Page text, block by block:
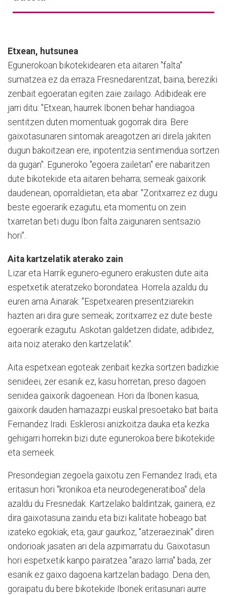
Etxean, hutsunea
Egunerokoan bikotekidearen eta aitaren "falta"
sumatzea ez da erraza Fresnedarentzat, baina, bereziki
zenbait egoeratan egiten zaie zailago. Adibideak ere
jarri ditu: "Etxean, haurrek Ibonen behar handiagoa
sentitzen duten momentuak gogorrak dira. Bere
gaixotasunaren sintomak areagotzen ari direla jakiten
dugun bakoitzean ere, inpotentzia sentimendua sortzen
da gugan". Eguneroko "egoera zailetan" ere nabaritzen
dute bikotekide eta aitaren beharra; semeak gaixorik
daudenean, oporraldietan, eta abar. "Zoritxarrez ez dugu
beste egoerarik ezagutu, eta momentu on zein
txarretan beti dugu Ibon falta zaigunaren sentsazio
hori".
Aita kartzelatik aterako zain
Lizar eta Harrik egunero-egunero erakusten dute aita
espetxetik ateratzeko borondatea. Horrela azaldu du
euren ama Ainarak: "Espetxearen presentziarekin
hazten ari dira gure semeak; zoritxarrez ez dute beste
egoerarik ezagutu. Askotan galdetzen didate, adibidez,
aita noiz aterako den kartzelatik".
Aita espetxean egoteak zenbait kezka sortzen badizkie
senideei, zer esanik ez, kasu horretan, preso dagoen
senidea gaixorik dagoenean. Hori da Ibonen kasua,
gaixorik dauden hamazazpi euskal presoetako bat baita
Fernandez Iradi. Esklerosi anizkoitza dauka eta kezka
gehigarri horrekin bizi dute egunerokoa bere bikotekide
eta semeek.
Presondegian zegoela gaixotu zen Fernandez Iradi, eta
eritasun hori "kronikoa eta neurodegeneratiboa" dela
azaldu du Fresnedak. Kartzelako baldintzak, gainera, ez
dira gaixotasuna zaindu eta bizi kalitate hobeago bat
izateko egokiak, eta, gaur gaurkoz, "atzeraezinak" diren
ondorioak jasaten ari dela azpimarratu du. Gaixotasun
hori espetxetik kanpo pairatzea "arazo larria" bada, zer
esanik ez gaixo dagoena kartzelan badago. Dena den,
goraipatu du bere bikotekide Ibonek eritasunari aurre